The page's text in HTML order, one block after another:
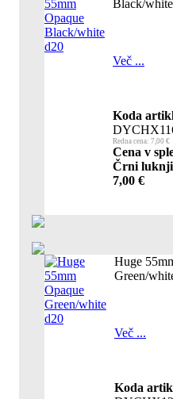
Black/
Več ...
Koda
Redna cena: 7,00 €
Cena v
Črni
7,00 €
Huge
Green/
Več ...
Koda